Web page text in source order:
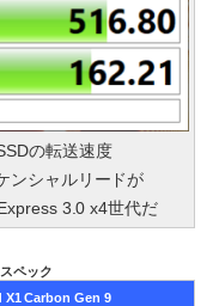
の転送速度
ンシャルリードが
3.0 x4世代だ
ペック
X1 Carbon Gen 9